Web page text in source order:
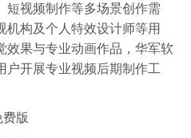
短视频制作等多场景创作需
机构及个人特效设计师等用
效果与专业动画作品，华军软
户开展专业视频后期制作工